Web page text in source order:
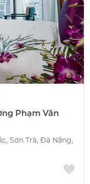
Phạm Văn
Sơn Trà, Đà Nẵng,